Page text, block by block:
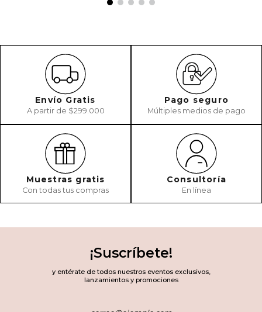
Envío Gratis
A partir de $299.000
Pago seguro
Múltiples medios de pago
Muestras gratis
Con todas tus compras
Consultoría
En línea
¡Suscríbete!
y entérate de todos nuestros eventos exclusivos,
lanzamientos y promociones